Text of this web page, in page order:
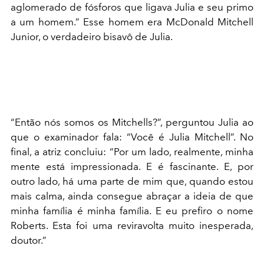
aglomerado de fósforos que ligava Julia e seu primo
a um homem.” Esse homem era McDonald Mitchell
Junior, o verdadeiro bisavô de Julia.
“Então nós somos os Mitchells?”, perguntou Julia ao
que o examinador fala: “Você é Julia Mitchell”. No
final, a atriz concluiu: “Por um lado, realmente, minha
mente está impressionada. E é fascinante. E, por
outro lado, há uma parte de mim que, quando estou
mais calma, ainda consegue abraçar a ideia de que
minha família é minha família. E eu prefiro o nome
Roberts. Esta foi uma reviravolta muito inesperada,
doutor.”